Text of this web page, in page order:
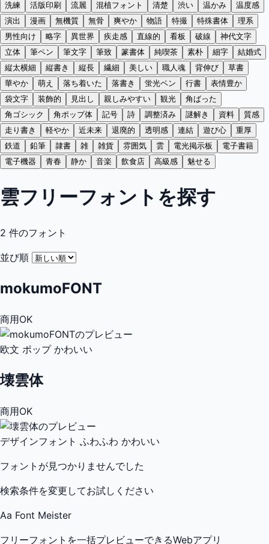
洗練
活版印刷 流麗 混植フォント 清楚 渋い 温かみ
温度感
演出
漫画 無機質 無骨 爽やか 物語 特撮 特殊書体
理系
男性向け
略字 異世界 疾走感 直線的 看板 破線
神代文字
立体
筆ペン 筆文字 筆致 篆書体 純喫茶 素朴 細字
結婚式
縦太横細
縦書き 縦長 繊細 美しい 職人魂 背伸び
草書
華やか
萌え 落ち着いた 落書き 蛍光ペン 行書
表情豊か
袋文字
装飾的 見出し 親しみやすい 観光
角ばった
角ゴシック
角ポップ体 記号 詩 調整済み 謎解き 資料
質感
走り書き
軽やか 近未来 退廃的 透明感 連結 遊び心
重厚
鉄道
鉛筆 隷書 雑 雑貨 雰囲気 雲 電光掲示板
電子書籍
電子機器
青春 静か 音楽 飲食店 高級感 魅せる
雲フリーフォントを探す
2 件のフォント
並び順
mokumoFONT
商用OK
欧文 ポップ かわいい
壊雲体
商用OK
デザインフォント ふわふわ かわいい
フォントが見つかりませんでした
検索条件を変更してお試しください
Aa Font Meister
フリーフォントを一括プレビューできるWebアプリ